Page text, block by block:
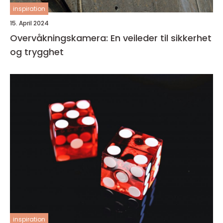
inspiration
15. April 2024
Overvåkningskamera: En veileder til sikkerhet
og trygghet
inspiration